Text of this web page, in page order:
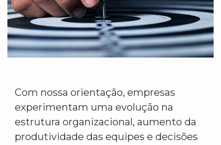
Com nossa orientação, empresas
experimentam uma evolução na
estrutura organizacional, aumento da
produtividade das equipes e decisões